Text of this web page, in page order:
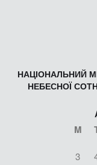
НАЦІОНАЛЬНИЙ
НЕБЕСНОЇ
M
3